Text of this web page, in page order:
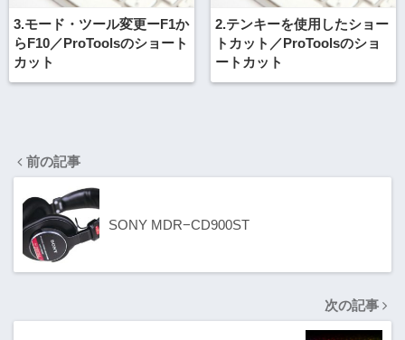
3.モード・ツール変更ーF1か
らF10／ProToolsのショート
カット
2.テンキーを使用したショー
トカット／ProToolsのショ
ートカット
前の記事
SONY MDR−CD900ST
次の記事